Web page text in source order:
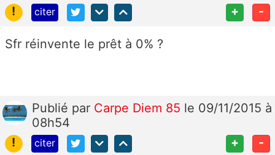
!
citer + -
Sfr réinvente le prêt à 0% ?
Publié par Carpe Diem 85 le 09/11/2015 à
08h54
!
citer + -